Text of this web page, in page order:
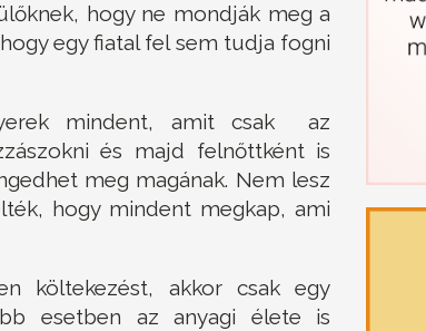
hogy ne mondják meg a
egy fiatal fel sem tudja fogni
mindent, amit csak az
és majd felnőttként is
meg magának. Nem lesz
hogy mindent megkap, ami
költekezést, akkor csak egy
esetben az anyagi élete is